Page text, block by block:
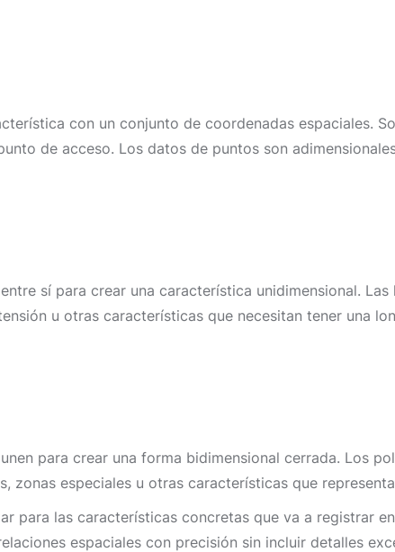
con un conjunto de coordenadas espaciales.
de acceso. Los datos de puntos son
sí para crear una característica unidimensional.
u otras características que necesitan tener una
para crear una forma bidimensional cerrada. Los
zonas especiales u otras características que
para las características concretas que va a registrar
espaciales con precisión sin incluir detalles